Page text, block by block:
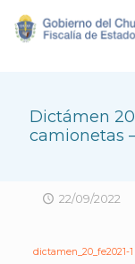
Dictámen
camionetas
22/09/2022
dictamen_20_fe2021-1